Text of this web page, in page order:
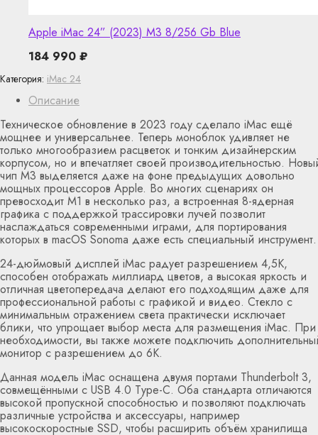
Описание
Техническое обновление в 2023 году сделало iMac ещё
мощнее и универсальнее. Теперь моноблок удивляет не
только многообразием расцветок и тонким дизайнерским
корпусом, но и впечатляет своей производительностью.
чип M3 выделяется даже на фоне предыдущих довольно
мощных процессоров Apple. Во многих сценариях он
превосходит M1 в несколько раз, а встроенная 8-ядерная
графика с поддержкой трассировки лучей позволит
наслаждаться современными играми, для портирования
которых в macOS Sonoma даже есть специальный инструмент.
24-дюймовый дисплей iMac радует разрешением 4,5K,
способен отображать миллиард цветов, а высокая яркость и
отличная цветопередача делают его подходящим даже для
профессиональной работы с графикой и видео. Стекло с
минимальным отражением света практически исключает
блики, что упрощает выбор места для размещения iMac. При
необходимости, вы также можете подключить
монитор с разрешением до 6К.
Данная модель iMac оснащена двумя портами Thunderbolt 3,
совмещёнными с USB 4.0 Type-C. Оба стандарта отличаются
высокой пропускной способностью и позволяют подключать
различные устройства и аксессуары, например
высокоскоростные SSD, чтобы расширить объём хранилища
Категория: iMac 24
Apple iMac 24” (2023) M3 8/256 Gb Blue
184 990 ₽